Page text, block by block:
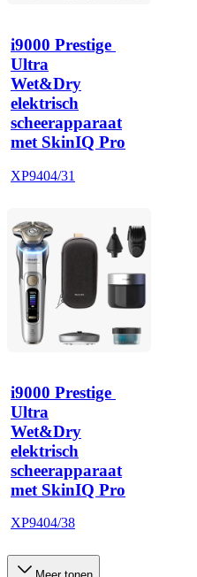
i9000 Prestige
Ultra
Wet&Dry
elektrisch
scheerapparaat
met SkinIQ Pro
XP9404/31
i9000 Prestige
Ultra
Wet&Dry
elektrisch
scheerapparaat
met SkinIQ Pro
XP9404/38